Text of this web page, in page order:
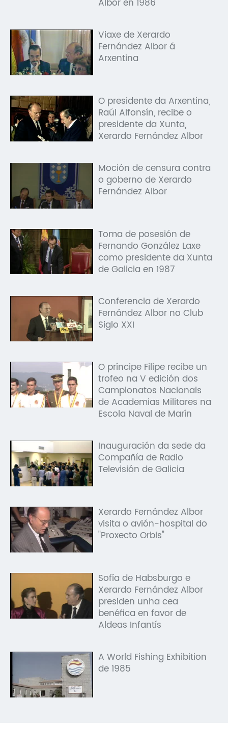
Albor en 1986
Viaxe de Xerardo
Fernández Albor á
Arxentina
O presidente da Arxentina,
Raúl Alfonsín, recibe o
presidente da Xunta,
Xerardo Fernández Albor
Moción de censura contra
o goberno de Xerardo
Fernández Albor
Toma de posesión de
Fernando González Laxe
como presidente da Xunta
de Galicia en 1987
Conferencia de Xerardo
Fernández Albor no Club
Siglo XXI
O príncipe Filipe recibe un
trofeo na V edición dos
Campionatos Nacionais
de Academias Militares na
Escola Naval de Marín
Inauguración da sede da
Compañía de Radio
Televisión de Galicia
Xerardo Fernández Albor
visita o avión-hospital do
"Proxecto Orbis"
Sofía de Habsburgo e
Xerardo Fernández Albor
presiden unha cea
benéfica en favor de
Aldeas Infantís
A World Fishing Exhibition
de 1985